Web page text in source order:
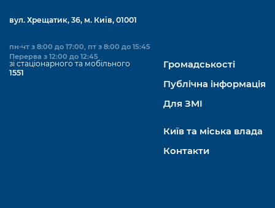
вул. Хрещатик, 36, м. Київ, 01001
пн-чт з 8:00 до 17:00, пт з 8:00 до 15:45
Перерва з 12:00 до 12:45
зі стаціонарного та мобільного
1551
Громадськості
Публічна інформація
Для ЗМІ
Київ та міська влада
Контакти